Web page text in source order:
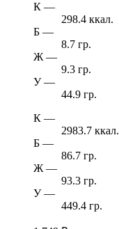
К —
298.4 ккал.
Б —
8.7 гр.
Ж —
9.3 гр.
У—
44.9 гр.
К —
2983.7 ккал.
Б —
86.7 гр.
Ж —
93.3 гр.
У—
449.4 гр.